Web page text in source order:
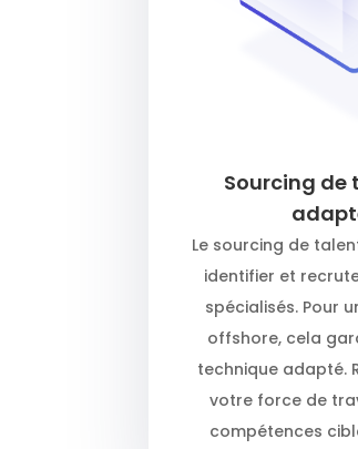
Sourcing de
Le sourcing de
identifier et
spécialisés. Pour
offshore, cela
technique adapté.
votre force de
compétences